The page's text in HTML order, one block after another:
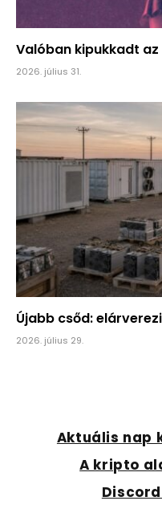
Valóban kipukkadt
2026. július 31.
Újabb csőd:
2026. július 29.
Aktuális nap
A kripto